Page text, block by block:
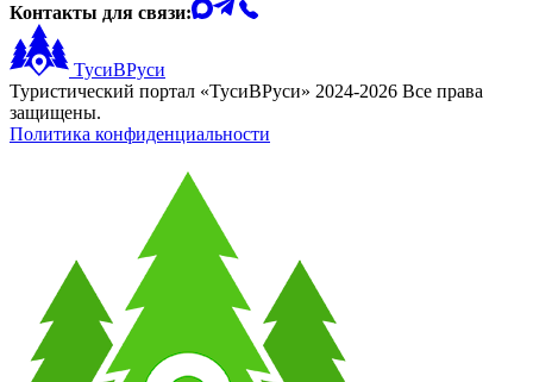
Контакты для связи:
ТусиВРуси
Туристический портал «ТусиВРуси» 2024-2026 Все права
защищены.
Политика конфиденциальности